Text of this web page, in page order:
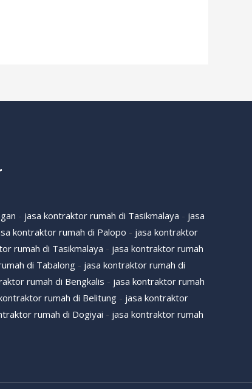
- jasa kontraktor rumah di Tasikmalaya - jasa
kontraktor rumah di Palopo - jasa kontraktor
rumah di Tasikmalaya - jasa kontraktor rumah
di Tabalong - jasa kontraktor rumah di
rumah di Bengkalis - jasa kontraktor rumah
rumah di Belitung - jasa kontraktor
rumah di Dogiyai - jasa kontraktor rumah